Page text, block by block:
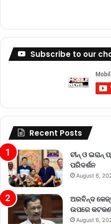
Subscribe to our
Recent Posts
ଚୀନ୍ ଓ ଇରାନ୍
ପରିଦର୍ଶନ
August 6,
ଅରବିନ୍ଦ
ଉପରେ
August 6,